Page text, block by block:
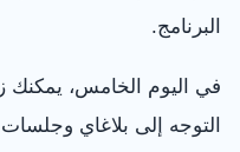
البرنامج.
في اليوم الخامس، يمكنك
التوجه إلى بلاغاي